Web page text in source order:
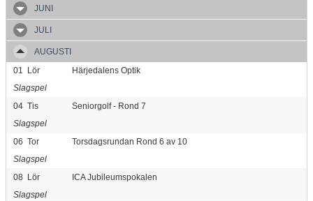
JUNI
JULI
AUGUSTI
01
Lör
Härjedalens Optik
Slagspel
04 Tis
Seniorgolf - Rond 7
Slagspel
06 Tor
Torsdagsrundan Rond 6 av 10
Slagspel
08
Lör
ICA Jubileumspokalen
Slagspel